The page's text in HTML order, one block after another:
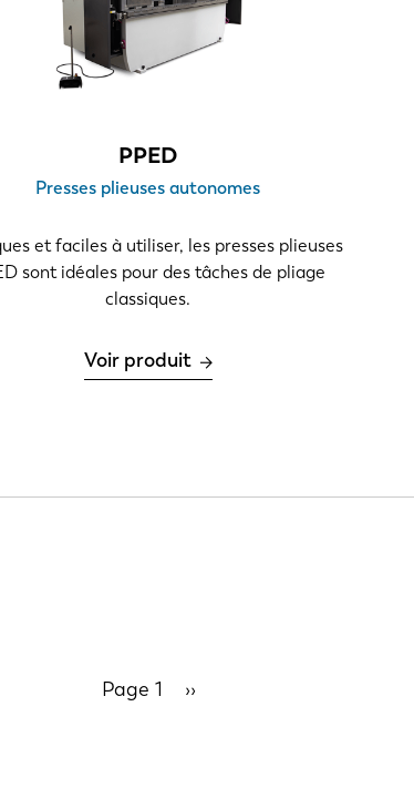
PPED
Presses plieuses autonomes
et faciles à utiliser, les presses plieuses
sont idéales pour des tâches de pliage
classiques.
Voir produit
Page 1
Page
››